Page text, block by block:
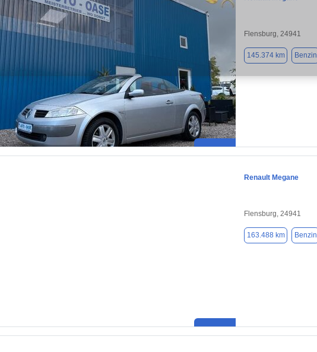
Flensburg, 24941
145.374 km Benzin
Renault Megane
Flensburg, 24941
163.488 km Benzin